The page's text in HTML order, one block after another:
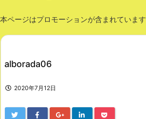
本ページはプロモーションが含まれています
alborada06
2020年7月12日